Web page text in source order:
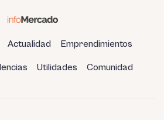
Actualidad Emprendimientos
Utilidades Comunidad